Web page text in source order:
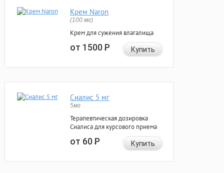
Крем Naron
(100 мг)
Крем для сужения влагалища
от 1500Р Купить
Сиалис 5 мг
5мг
Терапевтическая дозировка
Сиалиса для курсового приема
от 60Р Купить